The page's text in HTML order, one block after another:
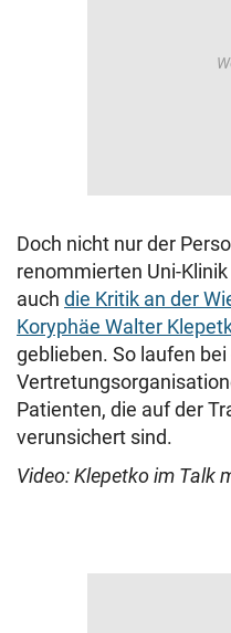
Doch nicht nur der
renommierten Uni-
auch die Kritik an der
Koryphäe Walter
geblieben. So laufen
Patienten, die auf der
verunsichert sind.
Video: Klepetko im Talk